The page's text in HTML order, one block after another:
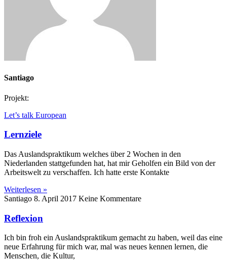
Santiago
Projekt:
Let’s talk European
Lernziele
Das Auslandspraktikum welches über 2 Wochen in den
Niederlanden stattgefunden hat, hat mir Geholfen ein Bild von der
Arbeitswelt zu verschaffen. Ich hatte erste Kontakte
Weiterlesen »
Santiago 8. April 2017 Keine Kommentare
Reflexion
Ich bin froh ein Auslandspraktikum gemacht zu haben, weil das eine
neue Erfahrung für mich war, mal was neues kennen lernen, die
Menschen, die Kultur,